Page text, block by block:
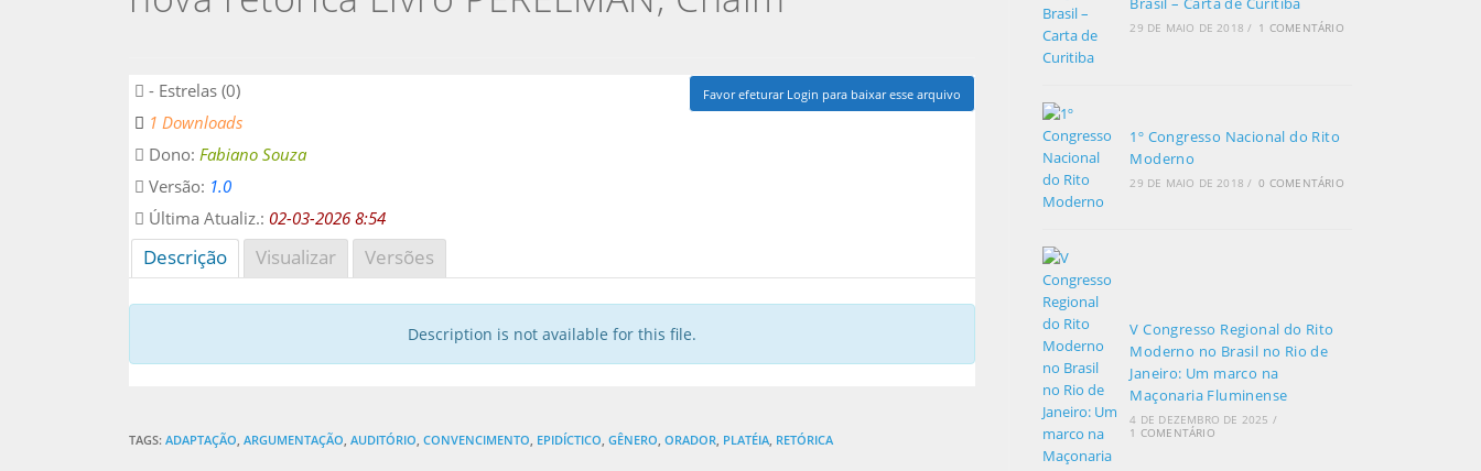
Favor efeturar Login para baixar esse arquivo
- Estrelas (0)
1 Downloads
Dono: Fabiano Souza
Versão: 1.0
Última Atualiz.: 02-03-2026 8:54
Descrição Visualizar Versões
Description is not available for this file.
TAGS: ADAPTAÇÃO, ARGUMENTAÇÃO, AUDITÓRIO, CONVENCIMENTO, EPIDÍCTICO, GÊNERO, ORADOR, PLATÉIA, RETÓRICA
29 DE MAIO DE 2018 / 1 COMENTÁRIO
1º Congresso Nacional do Rito
Moderno
29 DE MAIO DE 2018 / 0 COMENTÁRIO
V Congresso Regional do Rito
Moderno no Brasil no Rio de
Janeiro: Um marco na
Maçonaria Fluminense
4 DE DEZEMBRO DE 2025 /
1 COMENTÁRIO